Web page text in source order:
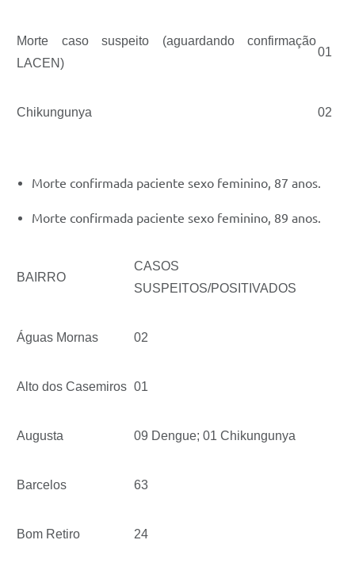
Morte caso suspeito (aguardando confirmação
LACEN)
01
Chikungunya 02
Morte confirmada paciente sexo feminino, 87 anos.
Morte confirmada paciente sexo feminino, 89 anos.
BAIRRO
CASOS
SUSPEITOS/POSITIVADOS
Águas Mornas 02
Alto dos Casemiros 01
Augusta 09 Dengue; 01 Chikungunya
Barcelos 63
Bom Retiro 24